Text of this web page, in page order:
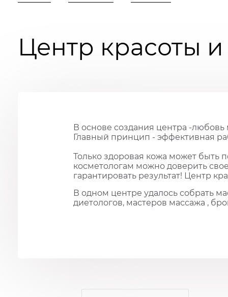
Центр красоты
В основе создания центра -любовь
Главный принцип - эффективная
Только здоровая кожа может быть
косметологам можно доверить
гарантировать результат! Центр
В одном центре удалось собрать
диетологов, мастеров массажа ,